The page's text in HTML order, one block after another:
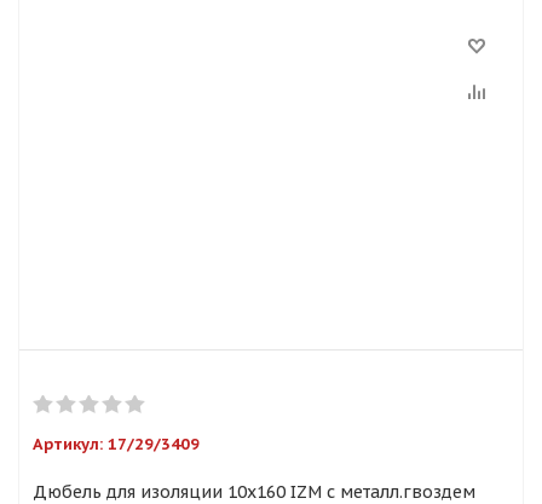
Артикул: 17/29/3409
Дюбель для изоляции 10х160 IZM с металл.гвоздем